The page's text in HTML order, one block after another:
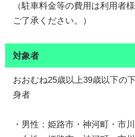
（駐車料金等の費用は利用者
ご了承ください。）
対象者
おおむね25歳以上39歳以下の
身者
・男性：姫路市・神河町・市